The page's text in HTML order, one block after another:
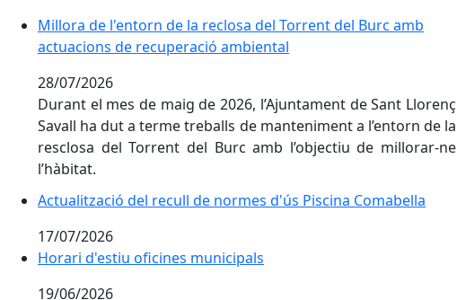
Millora de l'entorn de la reclosa del Torrent del Burc amb
Millora de l'entorn de la reclosa del Torrent del Burc amb
actuacions de recuperació ambiental
28/07/2026
Durant el mes de maig de 2026, l’Ajuntament de Sant Llorenç
Savall ha dut a terme treballs de manteniment a l’entorn de la
resclosa del Torrent del Burc amb l’objectiu de millorar-ne
l’hàbitat.
Actualització del recull de normes d'ús Piscina Comabella
Actualització del recull de normes d'ús Piscina Comabella
17/07/2026
Horari d'estiu oficines municipals
Horari d'estiu oficines municipals
19/06/2026